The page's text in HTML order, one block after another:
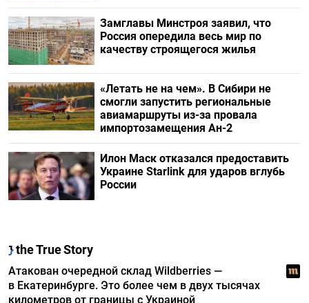
Замглавы Минстроя заявил, что
Россия опередила весь мир по
качеству строящегося жилья
«Летать не на чем». В Сибири не
смогли запустить региональные
авиамаршруты из-за провала
импортозамещения Ан-2
Илон Маск отказался предоставить
Украине Starlink для ударов вглубь
России